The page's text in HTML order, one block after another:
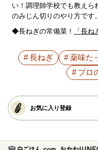
い！調理師学校でも教えら
のみじん切りのやり方です。
◆長ねぎの常備菜！
「長ね
長ねぎ 薬味た
プロ
お気に入り登録